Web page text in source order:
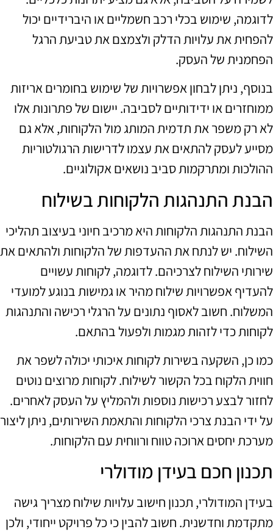
לדוגמה, שימוש בכלי רכב חשמליים או היברידיים יכול
להפחית את עלויות הדלק ולצמצם את טביעת הרגל
הפחמנית של העסק.
בנוסף, ניתן לבחון אפשרויות של שימוש בחומרים אריזות
ממוחזרים או ידידותיים לסביבה. יישום של פתרונות אלו
לא רק משפר את תדמית המותג מול הלקוחות, אלא גם
מסייע לעסק להתאים את עצמו לדרישות הרגולטוריות
ההולכות ומתרקמות סביב נושאים אקולוגיים.
הבנת התנהגות הלקוחות בשילוח
הבנת התנהגות הלקוחות היא מרכיב חיוני בעיצוב תהליכי
השילוח. יש לנתח את ההעדפות של הלקוחות ולהתאים את
שירותי השילוח לצרכיהם. לדוגמה, לקוחות עשויים
להעדיף אפשרויות שילוח מהיר או גמישות בנוגע למועדי
המשלוח. חשוב לאסוף נתונים על הרגלי רכישה והתנהגות
לקוחות כדי לזהות מגמות ולפעול בהתאם.
כמו כן, השקעה בשירות לקוחות איכותי יכולה לשפר את
חווית הלקוח בכל הקשור לשילוח. לקוחות מרוצים נוטים
לחזור לבצע רכישות נוספות ולהמליץ על העסק לאחרים.
על ידי הבנת צרכי הלקוחות והתאמת השירותים, ניתן ליצור
מערכת יחסים ארוכה טווח ורווחית עם הלקוחות.
תכנון חכם בעידן מודולרי
בעידן המודולרי, תכנון חישוב עלויות שילוח מצריך גישה
מתקדמת וחדשנית. חשוב להבין כי כל פרויקט ייחודי, ולכן